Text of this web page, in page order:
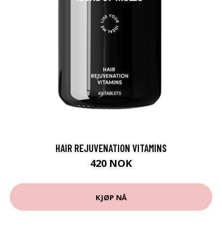
HAIR REJUVENATION VITAMINS
420 NOK
KJØP NÅ